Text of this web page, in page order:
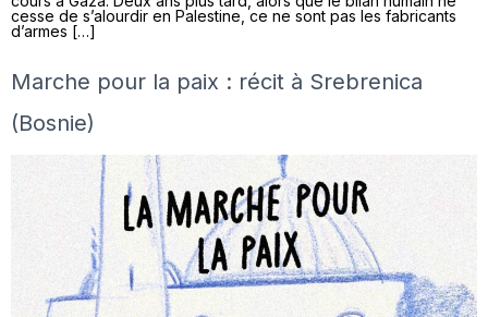
cesse de s’alourdir en Palestine, ce ne sont pas les fabricants
d’armes […]
Marche pour la paix : récit à Srebrenica
(Bosnie)